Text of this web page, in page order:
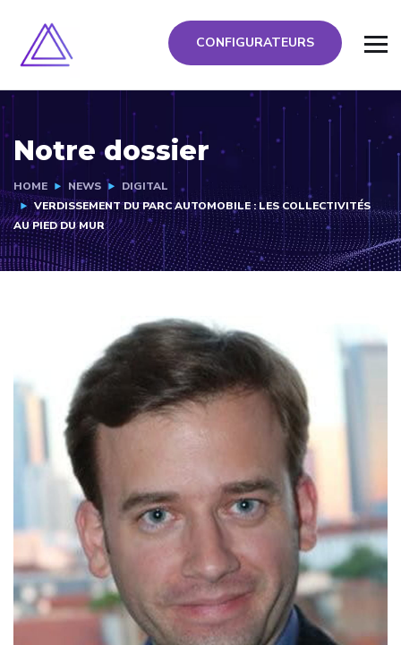
CONFIGURATEURS
Notre dossier
HOME NEWS
DIGITAL
VERDISSEMENT DU PARC AUTOMOBILE : LES COLLECTIVITÉS
AU PIED DU MUR